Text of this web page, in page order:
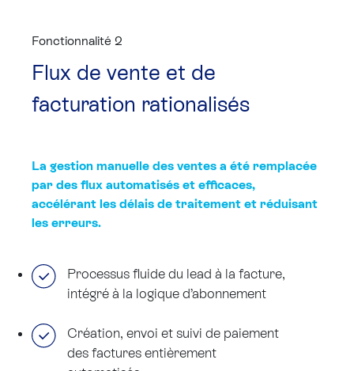
Fonctionnalité 2
Flux de vente et de
facturation rationalisés
La gestion manuelle des ventes a été remplacée
par des flux automatisés et efficaces,
accélérant les délais de traitement et réduisant
les erreurs.
Processus fluide du lead à la facture,
intégré à la logique d’abonnement
Création, envoi et suivi de paiement
des factures entièrement